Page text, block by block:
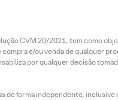
CVM 20/2021, tem como
e/ou venda de qualquer
por qualquer decisão
de forma independente, inclusive